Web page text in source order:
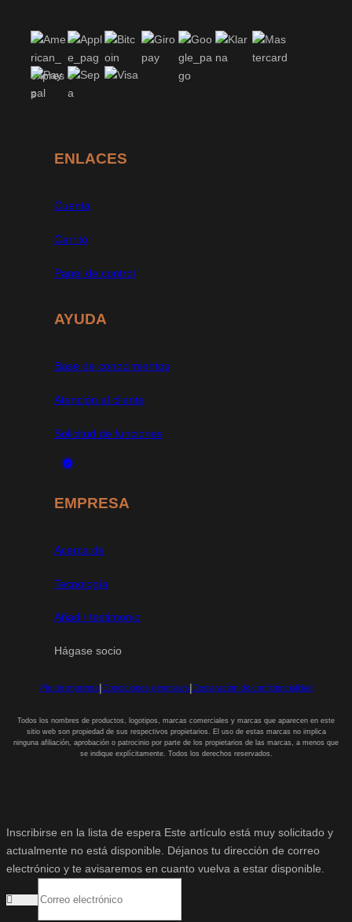
ENLACES
Cuenta
Carrito
Panel de control
AYUDA
Base de conocimientos
Atención al cliente
Solicitud de funciones
EMPRESA
Acerca de
Tecnología
Añadir testimonio
Hágase socio
Pie de imprenta|Condiciones generales|Declaración de confidencialidad
Todos los nombres de productos, logotipos, marcas comerciales y marcas que aparecen en este
sitio web son propiedad de sus respectivos propietarios. El uso de estas marcas no implica
ninguna afiliación, aprobación o patrocinio por parte de los propietarios de las marcas, a menos que
se indique explícitamente. Todos los derechos reservados.
Inscribirse en la lista de espera Este artículo está muy solicitado y
actualmente no está disponible. Déjanos tu dirección de correo
electrónico y te avisaremos en cuanto vuelva a estar disponible.